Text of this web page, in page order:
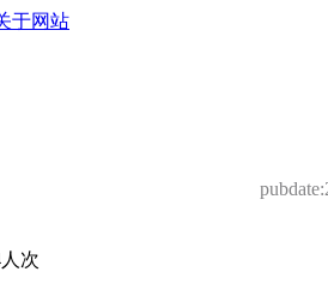
于网站
pubdate:
次